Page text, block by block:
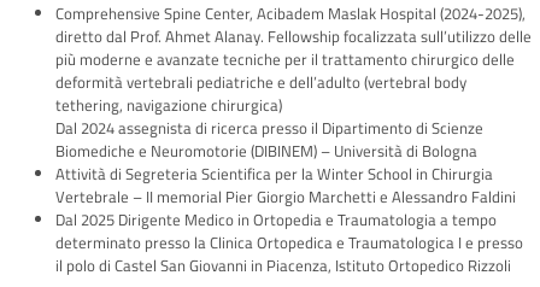
Comprehensive Spine Center, Acibadem Maslak Hospital (2024-2025),
diretto dal Prof. Ahmet Alanay. Fellowship focalizzata sull’utilizzo delle
più moderne e avanzate tecniche per il trattamento chirurgico delle
deformità vertebrali pediatriche e dell’adulto (vertebral body
tethering, navigazione chirurgica)
Dal 2024 assegnista di ricerca presso il Dipartimento di Scienze
Biomediche e Neuromotorie (DIBINEM) – Università di Bologna
Attività di Segreteria Scientifica per la Winter School in Chirurgia
Vertebrale – II memorial Pier Giorgio Marchetti e Alessandro Faldini
Dal 2025 Dirigente Medico in Ortopedia e Traumatologia a tempo
determinato presso la Clinica Ortopedica e Traumatologica I e presso
il polo di Castel San Giovanni in Piacenza, Istituto Ortopedico Rizzoli